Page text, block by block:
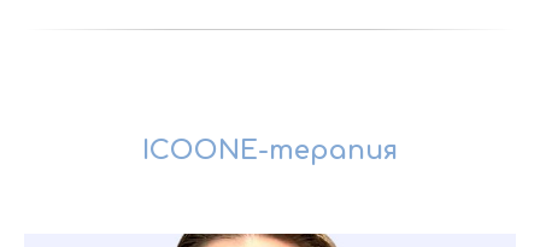
ICOONE-терапия